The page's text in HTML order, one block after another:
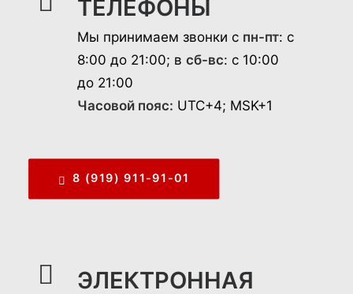
ТЕЛЕФОНЫ
Мы принимаем звонки с пн-пт: с
8:00 до 21:00; в сб-вс: с 10:00
до 21:00
Часовой пояс: UTC+4; MSK+1
8 (919) 911-91-01
ЭЛЕКТРОННАЯ